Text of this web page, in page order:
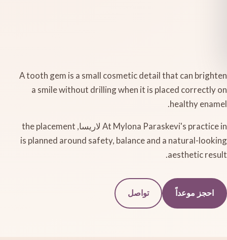
A tooth gem is a small cosmetic detail that can brighten
a smile without drilling when it is placed correctly on
healthy enamel.
At Mylona Paraskevi's practice in لاريسا, the placement
is planned around safety, balance and a natural-looking
aesthetic result.
احجز موعداً تواصل